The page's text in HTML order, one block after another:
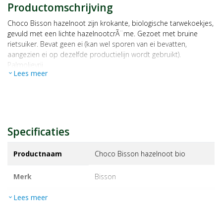
Productomschrijving
Choco Bisson hazelnoot zijn krokante, biologische tarwekoekjes,
gevuld met een lichte hazelnootcrÃ¨me. Gezoet met bruine
rietsuiker. Bevat geen ei (kan wel sporen van ei bevatten,
aangezien ei op dezelfde productielijn wordt gebruikt).
Palmolievrij.
expand_more Lees meer
Specificaties
Productnaam Choco Bisson hazelnoot bio
Merk bisson
EAN
expand_more Lees meer